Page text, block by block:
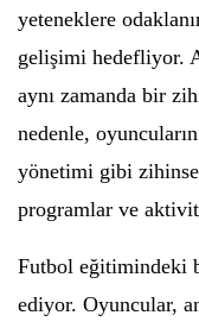
yeteneklere
gelişimi hedefliyor.
aynı zamanda bir
nedenle,
yönetimi gibi
programlar ve
Futbol eğitimindeki
ediyor. Oyuncular,